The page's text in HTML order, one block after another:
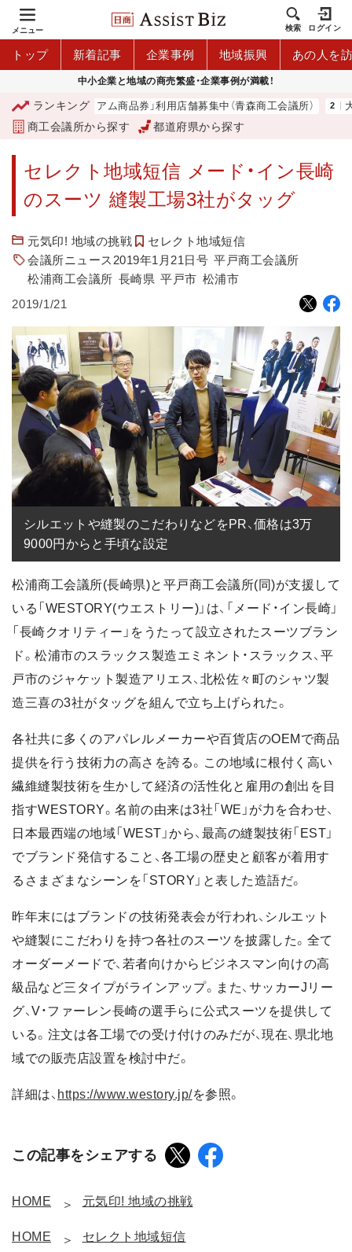
メニュー 検索 ログイン
トップ 新着記事 企業事例 地域振興 あの人を
中小企業と地域の商売繁盛・企業事例が満載！
ランキング
「青森市プレミアム商品券」利用店舗募集中（青森商工会議所） 大
商工会議所から探す 都道府県から探す
セレクト地域短信 メード・イン長崎
のスーツ 縫製工場3社がタッグ
元気印! 地域の挑戦
セレクト地域短信
会議所ニュース2019年1月21日号 平戸商工会議所
松浦商工会議所 長崎県 平戸市 松浦市
2019/1/21
シルエットや縫製のこだわりなどをPR、価格は3万
9000円からと手頃な設定
松浦商工会議所(長崎県)と平戸商工会議所(同)が支援して
いる「WESTORY(ウエストリー)」は、「メード・イン長崎」
「長崎クオリティー」をうたって設立されたスーツブラン
ド。松浦市のスラックス製造エミネント・スラックス、平
戸市のジャケット製造アリエス、北松佐々町のシャツ製
造三喜の3社がタッグを組んで立ち上げられた。
各社共に多くのアパレルメーカーや百貨店のOEMで商品
提供を行う技術力の高さを誇る。この地域に根付く高い
繊維縫製技術を生かして経済の活性化と雇用の創出を目
指すWESTORY。名前の由来は3社「WE」が力を合わせ、
日本最西端の地域「WEST」から、最高の縫製技術「EST」
でブランド発信すること、各工場の歴史と顧客が着用す
るさまざまなシーンを「STORY」と表した造語だ。
昨年末にはブランドの技術発表会が行われ、シルエット
や縫製にこだわりを持つ各社のスーツを披露した。全て
オーダーメードで、若者向けからビジネスマン向けの高
級品など三タイプがラインアップ。また、サッカーJリー
グ、V・ファーレン長崎の選手らに公式スーツを提供して
いる。注文は各工場での受け付けのみだが、現在、県北地
域での販売店設置を検討中だ。
詳細は、 https://www.westory.jp/を参照。
この記事をシェアする
HOME 元気印! 地域の挑戦
HOME セレクト地域短信